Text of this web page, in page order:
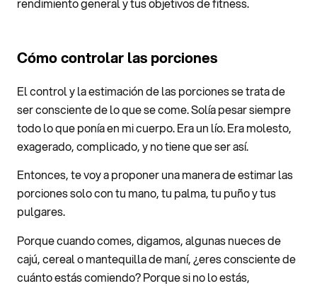
Cómo controlar las porciones
El control y la estimación de las porciones se trata de
ser consciente de lo que se come. Solía pesar siempre
todo lo que ponía en mi cuerpo. Era un lío. Era molesto,
exagerado, complicado, y no tiene que ser así.
Entonces, te voy a proponer una manera de estimar las
porciones solo con tu mano, tu palma, tu puño y tus
pulgares.
Porque cuando comes, digamos, algunas nueces de
cajú, cereal o mantequilla de maní, ¿eres consciente de
cuánto estás comiendo? Porque si no lo estás,